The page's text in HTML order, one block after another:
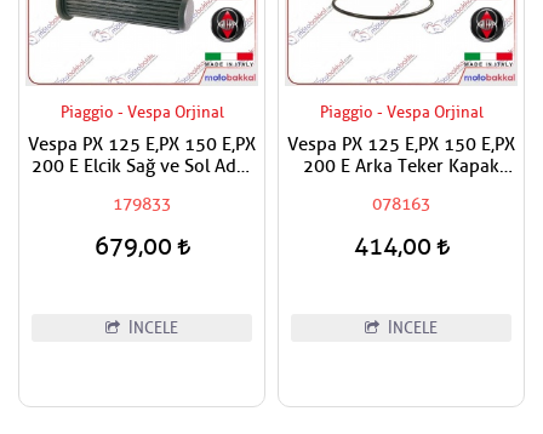
Piaggio - Vespa Orjinal
Vespa PX 125 E,PX 150 E,PX
200 E Elcik Sağ ve Sol Adet
179833
679,00
İNCELE
Piaggio - Vespa Orjinal
Vespa PX 125 E,PX 150 E,PX
200 E Arka Teker Kapak
078163
414,00
İNCELE